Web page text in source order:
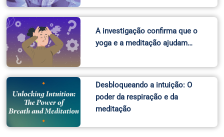
A investigação confirma que o
yoga e a meditação ajudam…
Desbloqueando a intuição: O
poder da respiração e da
meditação